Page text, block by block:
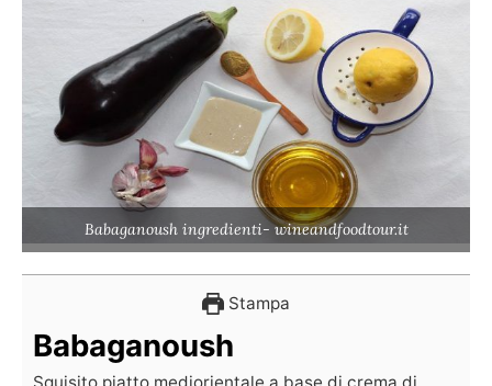
Babaganoush ingredienti- wineandfoodtour.it
Stampa
Babaganoush